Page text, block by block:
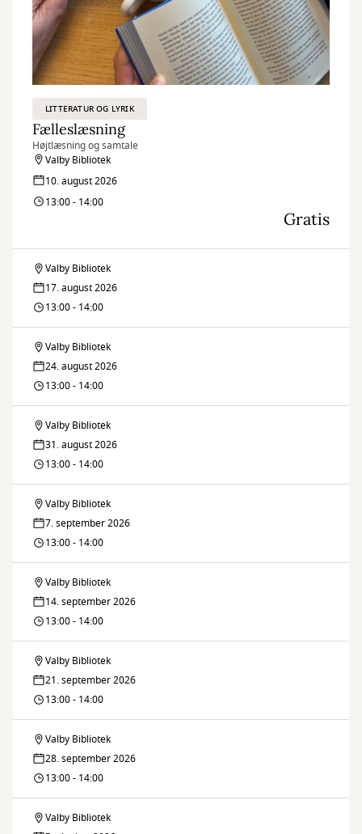
LITTERATUR OG LYRIK
Fælleslæsning
Højtlæsning og samtale
Valby Bibliotek
10. august 2026
13:00 - 14:00
Gratis
Fælleslæsning
Valby Bibliotek
17. august 2026
13:00 - 14:00
Fælleslæsning
Valby Bibliotek
24. august 2026
13:00 - 14:00
Fælleslæsning
Valby Bibliotek
31. august 2026
13:00 - 14:00
Fælleslæsning
Valby Bibliotek
7. september 2026
13:00 - 14:00
Fælleslæsning
Valby Bibliotek
14. september 2026
13:00 - 14:00
Fælleslæsning
Valby Bibliotek
21. september 2026
13:00 - 14:00
Fælleslæsning
Valby Bibliotek
28. september 2026
13:00 - 14:00
Fælleslæsning
Valby Bibliotek